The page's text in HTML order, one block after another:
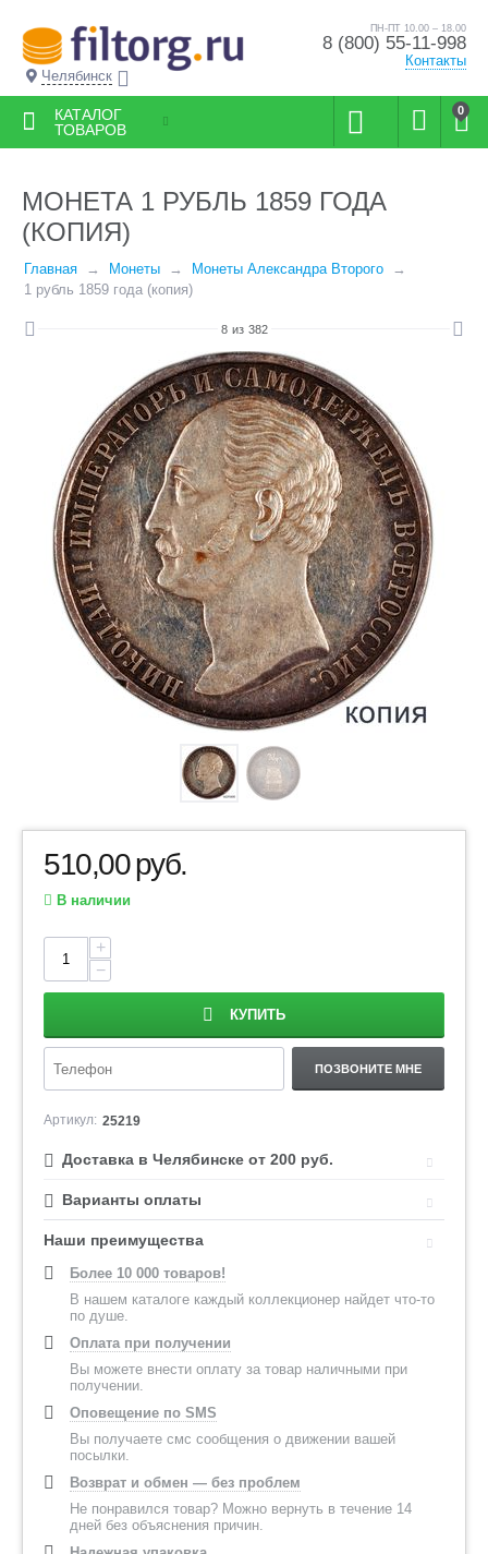
Челябинск
ПН-ПТ 10.00 – 18.00
8 (800) 55-11-998
Контакты
0
КАТАЛОГ
ТОВАРОВ
МОНЕТА 1 РУБЛЬ 1859 ГОДА
(КОПИЯ)
Главная Монеты
Монеты Александра Второго
1 рубль 1859 года (копия)
8 из 382
510,00руб.
В наличии
+
−
КУПИТЬ
ПОЗВОНИТЕ МНЕ
Артикул: 25219
Доставка в Челябинске от 200 руб.
Варианты оплаты
Наши преимущества
Более 10 000 товаров!
В нашем каталоге каждый коллекционер найдет что-то
по душе.
Оплата при получении
Вы можете внести оплату за товар наличными при
получении.
Оповещение по SMS
Вы получаете смс сообщения о движении вашей
посылки.
Возврат и обмен — без проблем
Не понравился товар? Можно вернуть в течение 14
дней без объяснения причин.